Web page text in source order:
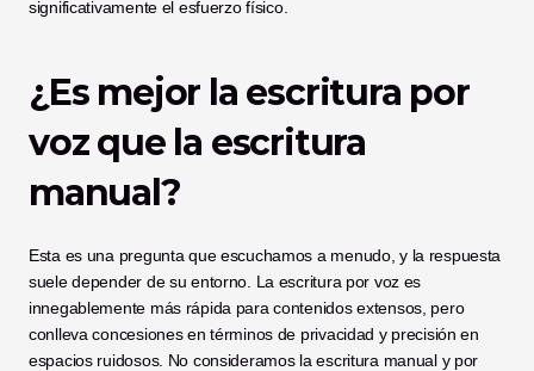
significativamente el esfuerzo físico.
¿Es mejor la escritura por
voz que la escritura
manual?
Esta es una pregunta que escuchamos a menudo, y la respuesta
suele depender de su entorno. La escritura por voz es
innegablemente más rápida para contenidos extensos, pero
conlleva concesiones en términos de privacidad y precisión en
espacios ruidosos. No consideramos la escritura manual y por